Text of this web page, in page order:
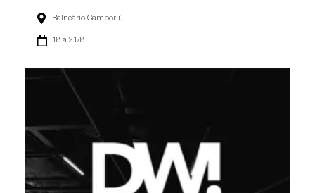
Balneário Camboriú
18 a 21/8